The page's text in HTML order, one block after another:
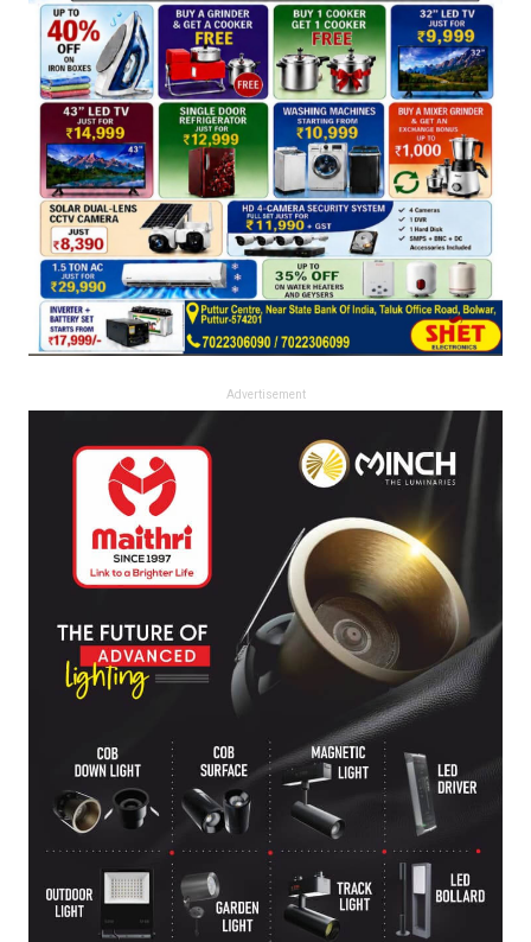
Advertisement